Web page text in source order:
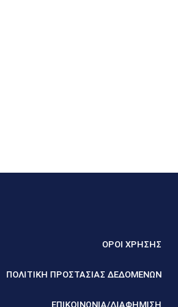
ΟΡΟΙ ΧΡΗΣΗΣ
ΠΟΛΙΤΙΚΗ ΠΡΟΣΤΑΣΙΑΣ ΔΕΔΟΜΕΝΩΝ
ΕΠΙΚΟΙΝΩΝΙΑ/ΔΙΑΦΗΜΙΣΗ